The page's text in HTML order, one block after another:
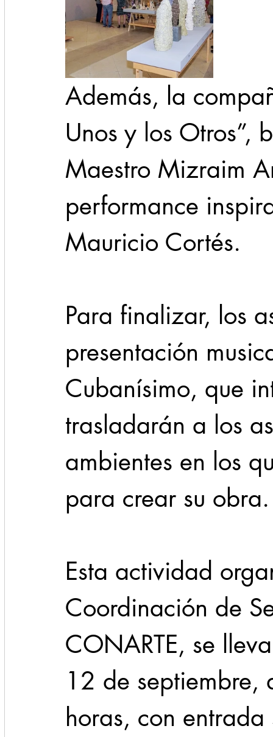
Además, la
Unos y los
Maestro Mizraim
performance
Mauricio Cortés.
Para finalizar, los
presentación
Cubanísimo, que
trasladarán a los
ambientes en los
para crear su obra.
Esta actividad
Coordinación de
CONARTE, se
12 de
horas, con